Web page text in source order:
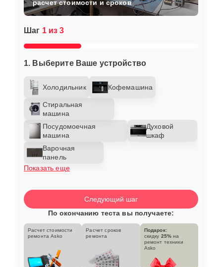
Шаг 1 из 3
1. Выберите Ваше устройство
Холодильник Кофемашина
Стиральная
машина
Посудомоечная
машина
Духовой
шкаф
Варочная
панель
Показать еще
расчет стоимости и сроков
Следующий шаг
По окончанию теста вы получаете:
Расчет стоимости
ремонта Asko
Расчет сроков
ремонта
Подарок:
скидку 25% на
ремонт техники
Asko